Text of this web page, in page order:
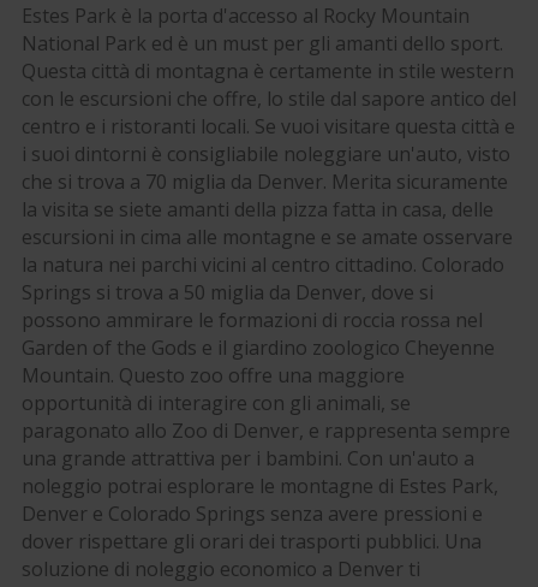
Estes Park è la porta d'accesso al Rocky Mountain
National Park ed è un must per gli amanti dello sport.
Questa città di montagna è certamente in stile western
con le escursioni che offre, lo stile dal sapore antico del
centro e i ristoranti locali. Se vuoi visitare questa città e
i suoi dintorni è consigliabile noleggiare un'auto, visto
che si trova a 70 miglia da Denver. Merita sicuramente
la visita se siete amanti della pizza fatta in casa, delle
escursioni in cima alle montagne e se amate osservare
la natura nei parchi vicini al centro cittadino. Colorado
Springs si trova a 50 miglia da Denver, dove si
possono ammirare le formazioni di roccia rossa nel
Garden of the Gods e il giardino zoologico Cheyenne
Mountain. Questo zoo offre una maggiore
opportunità di interagire con gli animali, se
paragonato allo Zoo di Denver, e rappresenta sempre
una grande attrattiva per i bambini. Con un'auto a
noleggio potrai esplorare le montagne di Estes Park,
Denver e Colorado Springs senza avere pressioni e
dover rispettare gli orari dei trasporti pubblici. Una
soluzione di noleggio economico a Denver ti